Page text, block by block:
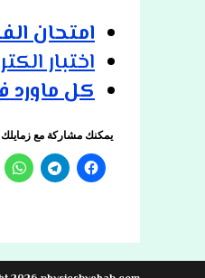
امتحان
اختبار
كل ماورد
يمكنك مشاركة مع زمايلك